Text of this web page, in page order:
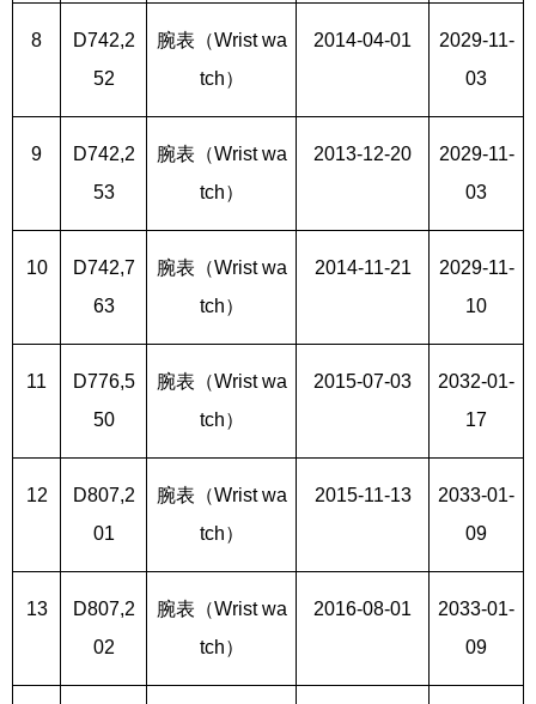
8
D742,2
52
腕表（Wrist wa
tch）
2014-04-01
2029-11-
03
9
D742,2
53
腕表（Wrist wa
tch）
2013-12-20
2029-11-
03
10
D742,7
63
腕表（Wrist wa
tch）
2014-11-21
2029-11-
10
11
D776,5
50
腕表（Wrist wa
tch）
2015-07-03
2032-01-
17
12
D807,2
01
腕表（Wrist wa
tch）
2015-11-13
2033-01-
09
13
D807,2
02
腕表（Wrist wa
tch）
2016-08-01
2033-01-
09